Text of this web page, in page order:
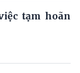
tạm hoãn